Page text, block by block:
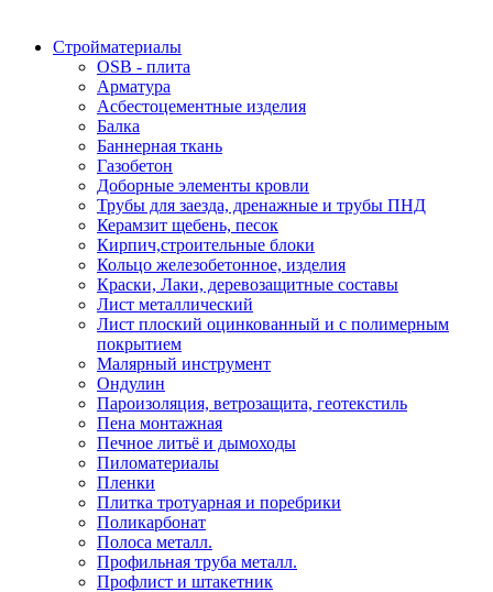
Стройматериалы
OSB - плита
Арматура
Асбестоцементные изделия
Балка
Баннерная ткань
Газобетон
Доборные элементы кровли
Трубы для заезда, дренажные и трубы ПНД
Керамзит щебень, песок
Кирпич,строительные блоки
Кольцо железобетонное, изделия
Краски, Лаки, деревозащитные составы
Лист металлический
Лист плоский оцинкованный и с полимерным
покрытием
Малярный инструмент
Ондулин
Пароизоляция, ветрозащита, геотекстиль
Пена монтажная
Печное литьё и дымоходы
Пиломатериалы
Пленки
Плитка тротуарная и поребрики
Поликарбонат
Полоса металл.
Профильная труба металл.
Профлист и штакетник